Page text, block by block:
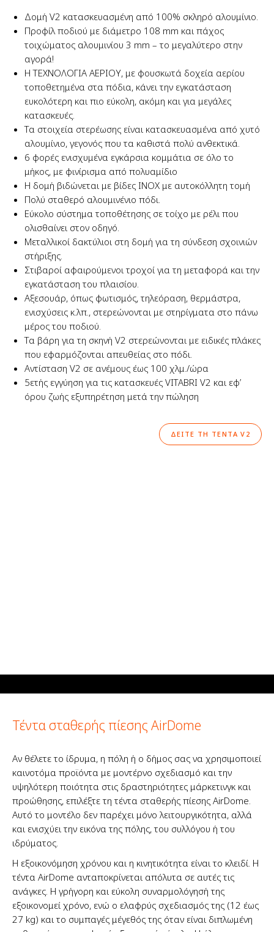
Δομή V2 κατασκευασμένη από 100% σκληρό αλουμίνιο.
Προφίλ ποδιού με διάμετρο 108 mm και πάχος
τοιχώματος αλουμινίου 3 mm – το μεγαλύτερο στην
αγορά!
Η ΤΕΧΝΟΛΟΓΙΑ ΑΕΡΙΟΥ, με φουσκωτά δοχεία αερίου
τοποθετημένα στα πόδια, κάνει την εγκατάσταση
ευκολότερη και πιο εύκολη, ακόμη και για μεγάλες
κατασκευές.
Τα στοιχεία στερέωσης είναι κατασκευασμένα από χυτό
αλουμίνιο, γεγονός που τα καθιστά πολύ ανθεκτικά.
6 φορές ενισχυμένα εγκάρσια κομμάτια σε όλο το
μήκος, με φινίρισμα από πολυαμίδιο
Η δομή βιδώνεται με βίδες INOX με αυτοκόλλητη τομή
Πολύ σταθερό αλουμινένιο πόδι.
Εύκολο σύστημα τοποθέτησης σε τοίχο με ρέλι που
ολισθαίνει στον οδηγό.
Μεταλλικοί δακτύλιοι στη δομή για τη σύνδεση σχοινιών
στήριξης.
Στιβαροί αφαιρούμενοι τροχοί για τη μεταφορά και την
εγκατάσταση του πλαισίου.
Αξεσουάρ, όπως φωτισμός, τηλεόραση, θερμάστρα,
ενισχύσεις κ.λπ., στερεώνονται με στηρίγματα στο πάνω
μέρος του ποδιού.
Τα βάρη για τη σκηνή V2 στερεώνονται με ειδικές πλάκες
που εφαρμόζονται απευθείας στο πόδι.
Αντίσταση V2 σε ανέμους έως 100 χλμ./ώρα
5ετής εγγύηση για τις κατασκευές VITABRI V2 και εφ’
όρου ζωής εξυπηρέτηση μετά την πώληση
ΔΕΊΤΕ ΤΗ ΤΈΝΤΑ V2
Τέντα σταθερής πίεσης AirDome
Αν θέλετε το ίδρυμα, η πόλη ή ο δήμος σας να χρησιμοποιεί
καινοτόμα προϊόντα με μοντέρνο σχεδιασμό και την
υψηλότερη ποιότητα στις δραστηριότητες μάρκετινγκ και
προώθησης, επιλέξτε τη τέντα σταθερής πίεσης AirDome.
Αυτό το μοντέλο δεν παρέχει μόνο λειτουργικότητα, αλλά
και ενισχύει την εικόνα της πόλης, του συλλόγου ή του
ιδρύματος.
Η εξοικονόμηση χρόνου και η κινητικότητα είναι το κλειδί. Η
τέντα AirDome ανταποκρίνεται απόλυτα σε αυτές τις
ανάγκες. Η γρήγορη και εύκολη συναρμολόγησή της
εξοικονομεί χρόνο, ενώ ο ελαφρύς σχεδιασμός της (12 έως
27 kg) και το συμπαγές μέγεθός της όταν είναι διπλωμένη